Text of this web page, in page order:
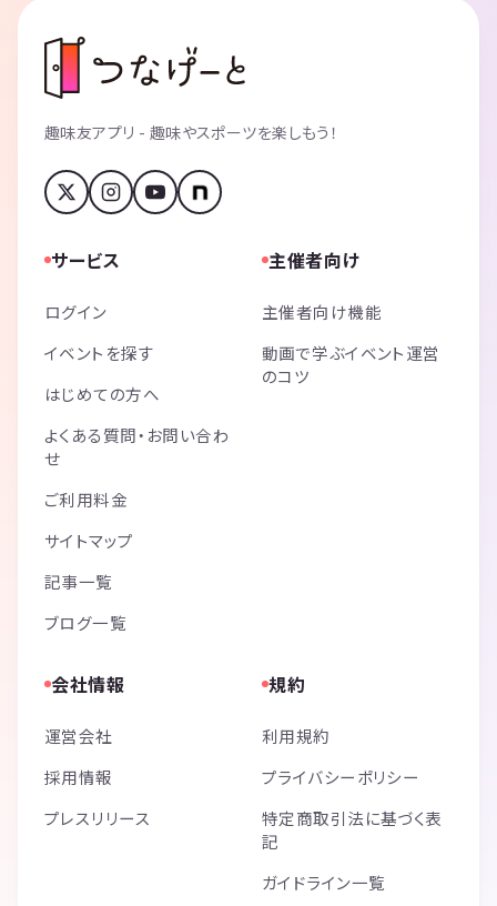
趣味友アプリ - 趣味やスポーツを楽しもう！
サービス
ログイン
イベントを探す
はじめての方へ
よくある質問・お問い合わ
せ
ご利用料金
サイトマップ
記事一覧
ブログ一覧
主催者向け
主催者向け機能
動画で学ぶイベント運営
のコツ
会社情報
運営会社
採用情報
プレスリリース
規約
利用規約
プライバシーポリシー
特定商取引法に基づく表
記
ガイドライン一覧